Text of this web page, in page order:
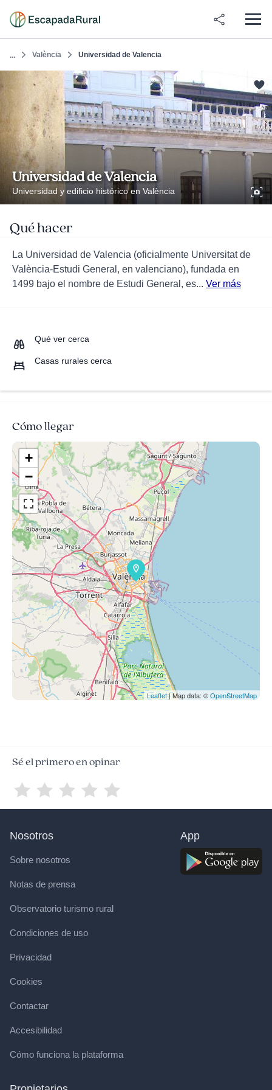
... València Universidad de Valencia
Universidad de Valencia
Universidad y edificio histórico en València
Qué hacer
La Universidad de Valencia (oficialmente Universitat de
València-Estudi General, en valenciano), fundada en
1499 bajo el nombre de Estudi General, es... Ver más
Qué ver cerca
Casas rurales cerca
Cómo llegar
+
−
Leaflet| Map data: ©OpenStreetMap
Sé el primero en opinar
Nosotros
Sobre nosotros
Notas de prensa
Observatorio turismo rural
Condiciones de uso
Privacidad
Cookies
Contactar
Accesibilidad
Cómo funciona la plataforma
App